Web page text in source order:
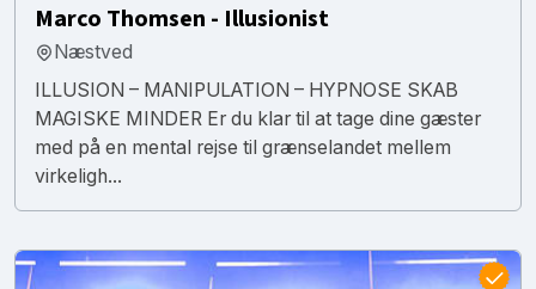
Marco Thomsen - Illusionist
Næstved
ILLUSION – MANIPULATION – HYPNOSE SKAB
MAGISKE MINDER Er du klar til at tage dine gæster
med på en mental rejse til grænselandet mellem
virkeligh...